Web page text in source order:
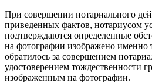
При совершении нотариального
приведенных фактов, нотариусом
подтверждаются определенные
на фотографии изображено именно
обратилось за совершением
удостоверением тождественности
изображенным на фотографии.